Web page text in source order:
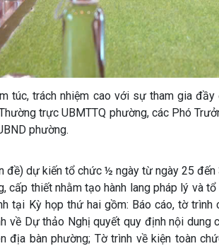
túc, trách nhiệm cao với sự tham gia
trực UBMTTQ phường, các Phó
phường.
đề) dự kiến tổ chức ½ ngày từ ngày 25
cấp thiết nhằm tạo hành lang pháp lý và
tại Kỳ họp thứ hai gồm: Báo cáo, tờ
về Dự thảo Nghị quyết quy định nội
địa bàn phường; Tờ trình về kiện toàn